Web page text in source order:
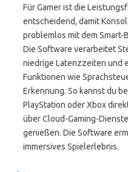
Für Gamer ist die
entscheidend, damit
problemlos mit dem Smart-
Die Software verarbeitet
niedrige Latenzzeiten und
Funktionen wie
Erkennung. So kannst du
PlayStation oder Xbox
über Cloud-Gaming-
genießen. Die Software
immersives Spielerlebnis.